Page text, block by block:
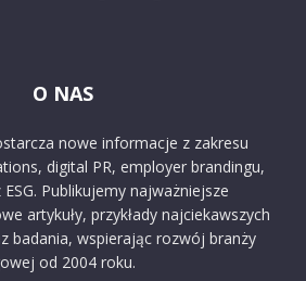
O NAS
nowe informacje z zakresu
digital PR, employer brandingu,
Publikujemy najważniejsze
artykuły, przykłady najciekawszych
badania, wspierając rozwój branży
od 2004 roku.